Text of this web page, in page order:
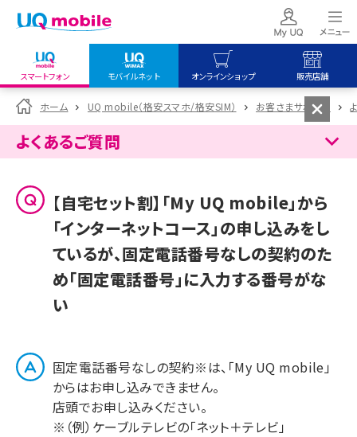
スマートフォン モバイルネット オンラインショップ 販売店舗
my UQ WiMAX
UQ WiMAX ご契約の方
My UQ mobile
UQ mobile
データチャージサイト
UQ mobile
オンラインショップ
UQ WiMAX
UQ mobile
販売店舗
UQ WiMAX
ホーム UQ mobile（格安スマホ/格安SIM） お客さまサポート
よくあるご質問
【自宅セット割】「My UQ mobile」から
「インターネットコース」の申し込みをし
ているが、固定電話番号なしの契約のた
め「固定電話番号」に入力する番号がな
い
固定電話番号なしの契約※は、「My UQ mobile」
からはお申し込みできません。
店頭でお申し込みください。
※（例）ケーブルテレビの「ネット＋テレビ」